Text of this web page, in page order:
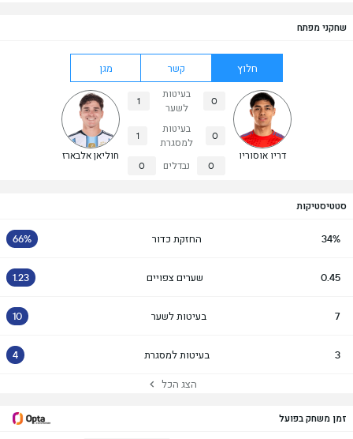
שחקני מפתח
חלוץ קשר מגן
דריו אוסוריו
0
בעיטות
לשער
1
0
בעיטות
למסגרת
1
0 נבדלים 0
חוליאן אלבארז
סטטיסטיקות
34% החזקת כדור 66%
0.45 שערים צפויים 1.23
7 בעיטות לשער 10
3 בעיטות למסגרת 4
הצג הכל
זמן משחק בפועל